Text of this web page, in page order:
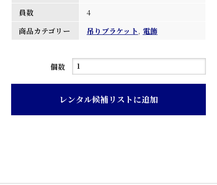
員数
4
商品カテゴリー
吊りブラケット, 電飾
個数
吊
ラ
レンタル候補リストに追加